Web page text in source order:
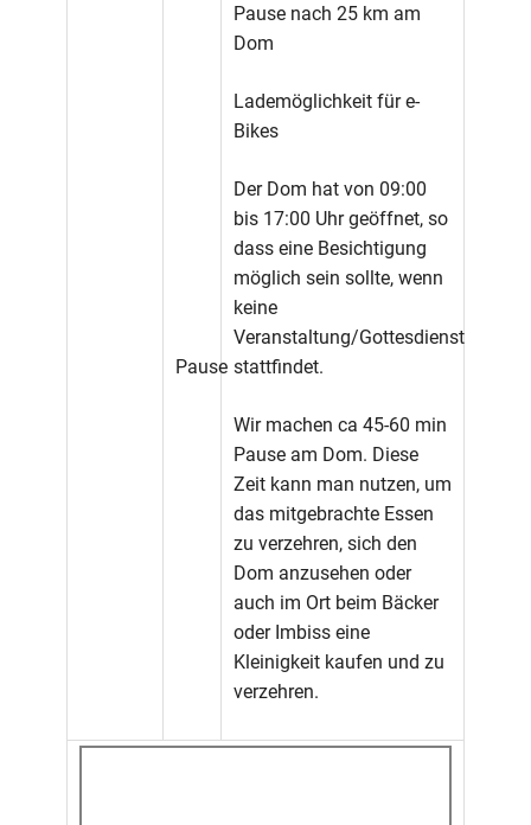
Pause
Pause nach 25 km am
Dom
Lademöglichkeit für e-
Bikes
Der Dom hat von 09:00
bis 17:00 Uhr geöffnet, so
dass eine Besichtigung
möglich sein sollte, wenn
keine
Veranstaltung/Gottesdienst
stattfindet.
Wir machen ca 45-60 min
Pause am Dom. Diese
Zeit kann man nutzen, um
das mitgebrachte Essen
zu verzehren, sich den
Dom anzusehen oder
auch im Ort beim Bäcker
oder Imbiss eine
Kleinigkeit kaufen und zu
verzehren.